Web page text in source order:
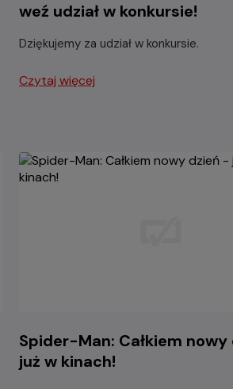
weź udział w konkursie!
Dziękujemy za udział w konkursie.
Czytaj więcej
Spider-Man: Całkiem
już w kinach!